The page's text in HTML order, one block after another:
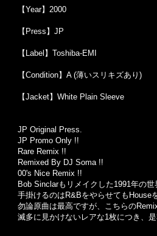
【Year】2000
【Press】JP
【Label】Toshiba-EMI
【Condition】A (薄いスリキズあり)
【Jacket】White Plain Sleeve
JP Original Press.
JP Promo Only !!
Rare Remix !!
Remixed By DJ Soma !!
00's Nice Remix !!
Bob Sinclarもリメイクした1991年の
手掛けるのはR&BをやらせてもHouse
勿論原曲は最高ですが、こちらの
滅多に見かけないレアな1枚につき、